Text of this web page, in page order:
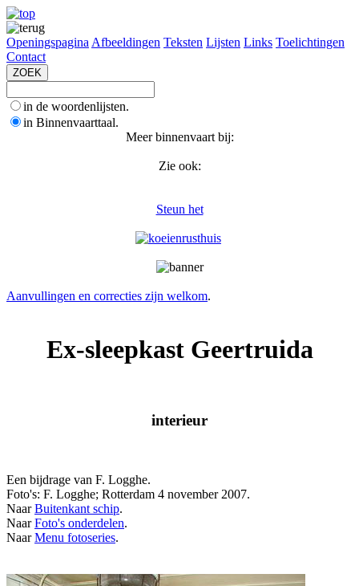
Openingspagina Afbeeldingen Teksten Lijsten Links Toelichtingen
Contact
in de woordenlijsten.
in Binnenvaarttaal.
Meer binnenvaart bij:
Zie ook:
Steun het
Aanvullingen en correcties zijn welkom.
Ex-sleepkast Geertruida
interieur
Een bijdrage van F. Logghe.
Foto's: F. Logghe; Rotterdam 4 november 2007.
NaarBuitenkant schip.
NaarFoto's onderdelen.
NaarMenu fotoseries.